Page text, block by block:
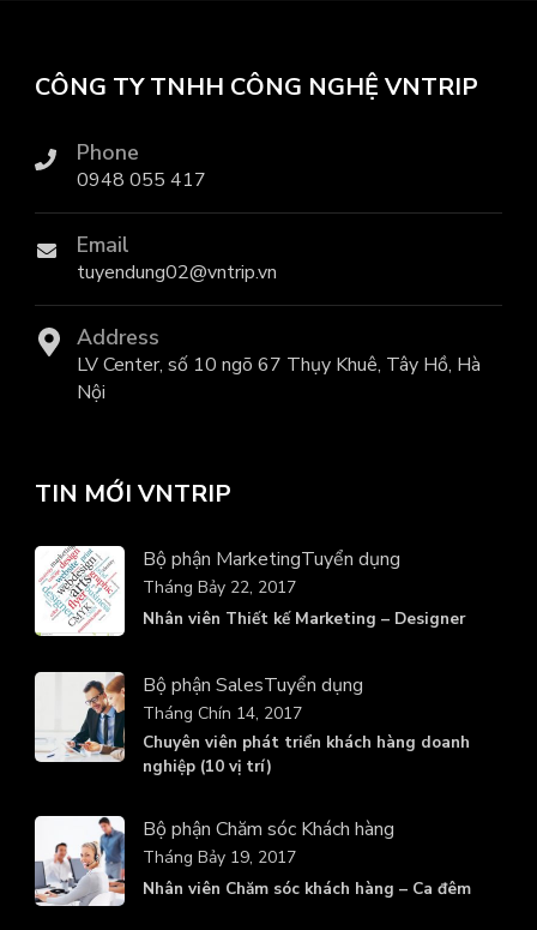
CÔNG TY TNHH CÔNG NGHỆ VNTRIP
Phone
0948 055 417
Email
tuyendung02@vntrip.vn
Address
LV Center, số 10 ngõ 67 Thụy Khuê, Tây Hồ, Hà
Nội
TIN MỚI VNTRIP
Bộ phận MarketingTuyển dụng
Nhân viên Thiết kế Marketing – Designer
Tháng Bảy 22, 2017
Bộ phận SalesTuyển dụng
Chuyên viên phát triển khách hàng doanh
nghiệp (10 vị trí)
Tháng Chín 14, 2017
Bộ phận Chăm sóc Khách hàng
Nhân viên Chăm sóc khách hàng – Ca đêm
Tháng Bảy 19, 2017